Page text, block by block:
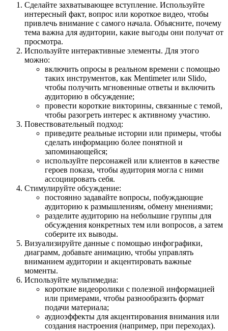
Сделайте захватывающее вступление. Используйте
интересный факт, вопрос или короткое видео, чтобы
привлечь внимание с самого начала. Объясните, почему
тема важна для аудитории, какие выгоды они получат от
просмотра.
Используйте интерактивные элементы. Для этого
можно:
включить опросы в реальном времени с помощью
таких инструментов, как Mentimeter или Slido,
чтобы получить мгновенные ответы и включить
аудиторию в обсуждение;
провести короткие викторины, связанные с темой,
чтобы разогреть интерес к активному участию.
Повествовательный подход:
приведите реальные истории или примеры, чтобы
сделать информацию более понятной и
запоминающейся;
используйте персонажей или клиентов в качестве
героев показа, чтобы аудитория могла с ними
ассоциировать себя.
Стимулируйте обсуждение:
постоянно задавайте вопросы, побуждающие
аудиторию к размышлениям, обмену мнениями;
разделите аудиторию на небольшие группы для
обсуждения конкретных тем или вопросов, а затем
соберите их выводы.
Визуализируйте данные с помощью инфографики,
диаграмм, добавьте анимацию, чтобы управлять
вниманием аудитории и акцентировать важные
моменты.
Используйте мультимедиа:
короткие видеоролики с полезной информацией
или примерами, чтобы разнообразить формат
подачи материала;
аудиоэффекты для акцентирования внимания или
создания настроения (например, при переходах).